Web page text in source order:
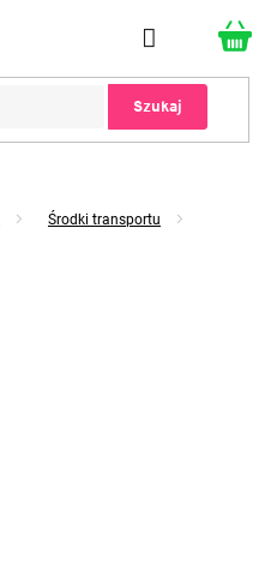
Szukaj
Środki transportu